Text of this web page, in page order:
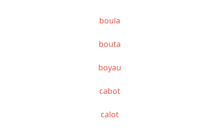
boula
bouta
boyau
cabot
calot